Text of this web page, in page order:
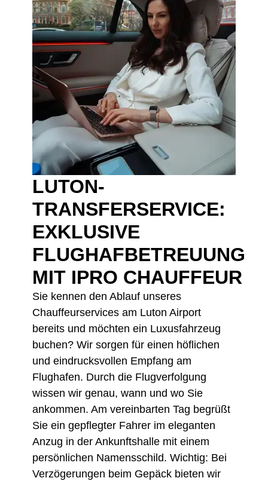
LUTON-
TRANSFERSERVICE:
EXKLUSIVE
FLUGHAFBETREUUNG
MIT IPRO CHAUFFEUR
Sie kennen den Ablauf unseres
Chauffeurservices am Luton Airport
bereits und möchten ein Luxusfahrzeug
buchen? Wir sorgen für einen höflichen
und eindrucksvollen Empfang am
Flughafen. Durch die Flugverfolgung
wissen wir genau, wann und wo Sie
ankommen. Am vereinbarten Tag begrüßt
Sie ein gepflegter Fahrer im eleganten
Anzug in der Ankunftshalle mit einem
persönlichen Namensschild. Wichtig: Bei
Verzögerungen beim Gepäck bieten wir